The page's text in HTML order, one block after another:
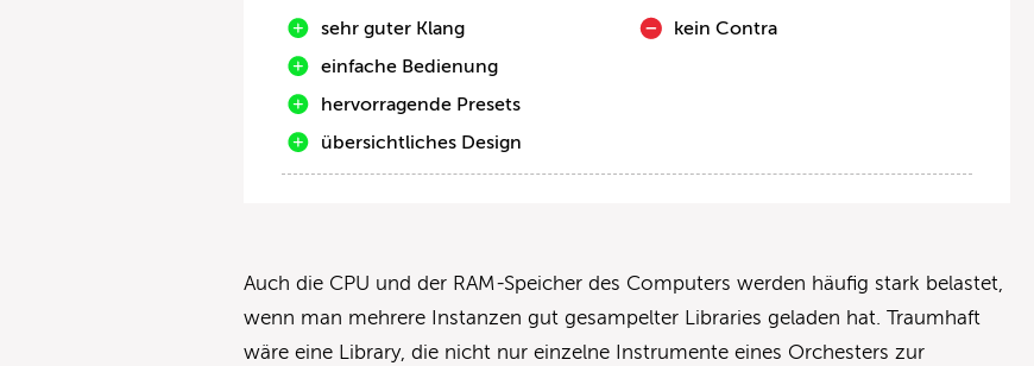
sehr guter Klang
einfache Bedienung
hervorragende Presets
übersichtliches Design
kein Contra
Auch die CPU und der RAM-Speicher des Computers werden häufig stark belastet,
wenn man mehrere Instanzen gut gesampelter Libraries geladen hat. Traumhaft
wäre eine Library, die nicht nur einzelne Instrumente eines Orchesters zur